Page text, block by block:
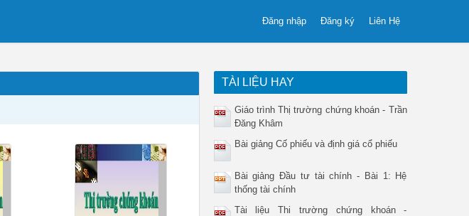
Liên Hệ
Đăng ký
Đăng nhập
TÀI LIỆU HAY
Giáo trình Thị trường chứng khoán - Trần
Đăng Khâm
Bài giảng Cố phiếu và định giá cổ phiếu
Bài giảng Đầu tư tài chính - Bài 1: Hệ
thống tài chính
Tài liệu Thi trường chứng khoán -